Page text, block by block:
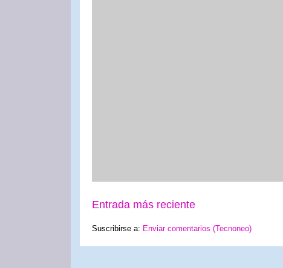
Entrada más reciente
Suscribirse a: Enviar comentarios (Tecnoneo)